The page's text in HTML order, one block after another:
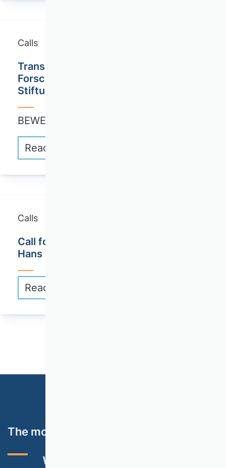
Calls
Transatlantischer
Forschungsaustausch / Joachim Herz
Stiftung
BEWERBUNG: FORTLAUFEND
Read more
Calls
Call for Applications: Connex! - Dr.
Hans Riegel-Wissenschaftsvernetzung
Read more
The most important topics
VHB RATING 2024